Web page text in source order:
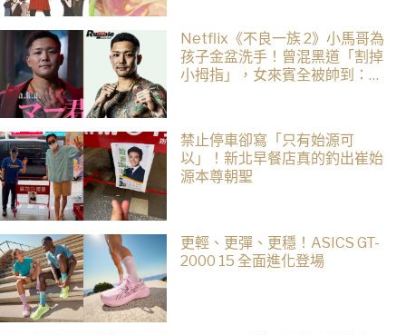
Netflix《不良一族 2》小馬哥為
孩子金盆洗手！曾混黑道「割掉
小拇指」，女來賓全被帥到：超
禁止停車卻寫「只有始源可
以」！新北早餐店真的釣出崔始
源本尊朝聖
更輕、更彈、更穩！ASICS GT-
2000 15 全面進化登場